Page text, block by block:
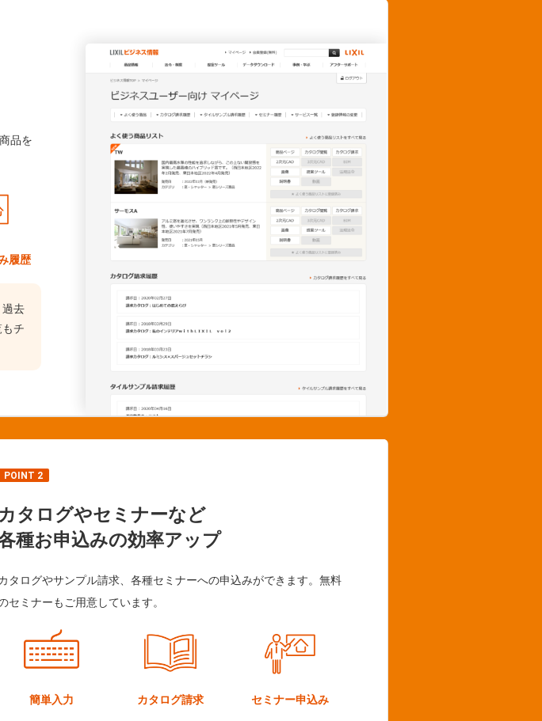
品を
履歴
過去
チ
POINT 2
カタログやセミナーなど
種お申込みの効率アップ
タログやサンプル請求、各種セミナーへの申込みができます。無料
セミナーもご用意しています。
簡単入力 カタログ請求 セミナー申込み